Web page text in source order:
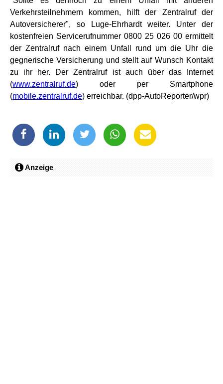
Verkehrsteilnehmern kommen, hilft der Zentralruf der
Autoversicherer", so Luge-Ehrhardt weiter. Unter der
kostenfreien Servicerufnummer 0800 25 026 00 ermittelt
der Zentralruf nach einem Unfall rund um die Uhr die
gegnerische Versicherung und stellt auf Wunsch Kontakt
zu ihr her. Der Zentralruf ist auch über das Internet
(www.zentralruf.de) oder per Smartphone
(mobile.zentralruf.de) erreichbar. (dpp-AutoReporter/wpr)
Anzeige